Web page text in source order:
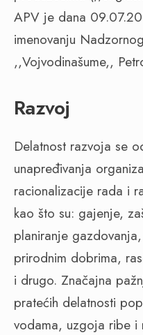
APV je dana
imenovanju
,,Vojvodinašume,,
Razvoj
Delatnost razvoja se
unapređivanja
racionalizacije rada i
kao što su: gajenje,
planiranje
prirodnim dobrima,
i drugo. Značajna
pratećih delatnosti
vodama, uzgoja ribe i